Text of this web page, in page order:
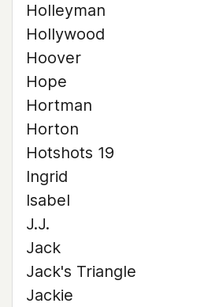
Holleyman
Hollywood
Hoover
Hope
Hortman
Horton
Hotshots 19
Ingrid
Isabel
J.J.
Jack
Jack's Triangle
Jackie